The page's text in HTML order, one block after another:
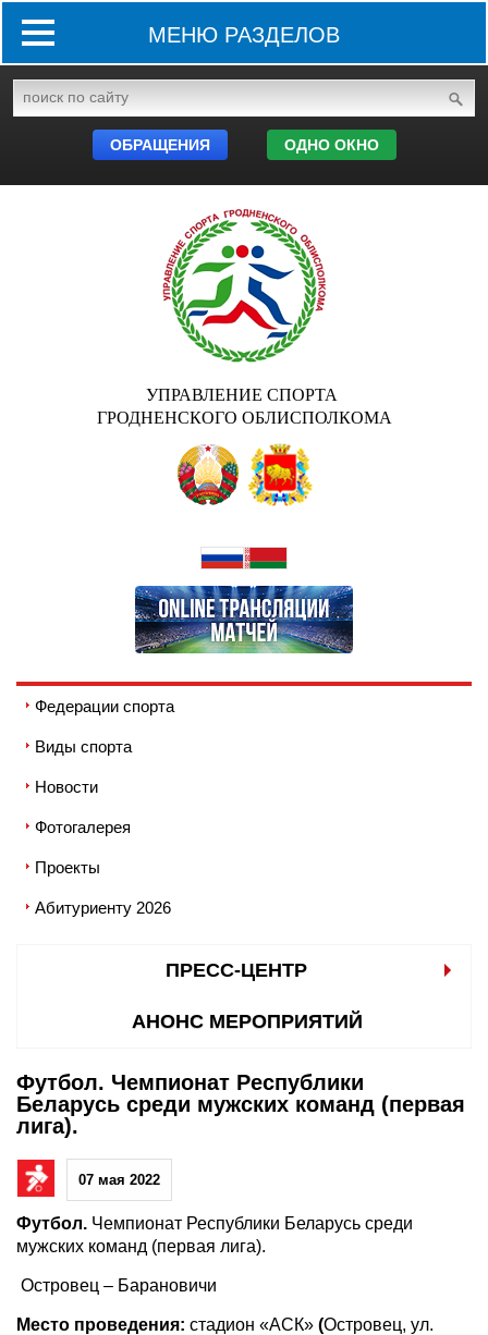
МЕНЮ РАЗДЕЛОВ
ОБРАЩЕНИЯ ОДНО ОКНО
УПРАВЛЕНИЕ СПОРТА
ГРОДНЕНСКОГО ОБЛИСПОЛКОМА
Федерации спорта
Виды спорта
Новости
Фотогалерея
Проекты
Абитуриенту 2026
ПРЕСС-ЦЕНТР
АНОНС МЕРОПРИЯТИЙ
Футбол. Чемпионат Республики
Беларусь среди мужских команд (первая
лига).
07 мая 2022
Футбол. Чемпионат Республики Беларусь среди
мужских команд (первая лига).
Островец – Барановичи
Место проведения: стадион «АСК» (Островец, ул.